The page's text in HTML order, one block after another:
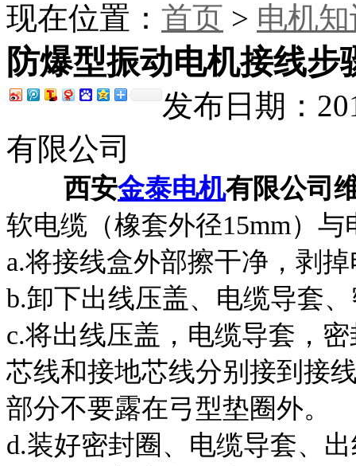
现在位置： 首页 > 电机
防爆型振动电机接线步
发布日期：
有限公司
西安金泰电机有限公司
软电缆（橡套外径15mm）
a.将接线盒外部擦干净，剥
b.卸下出线压盖、电缆导套
c.将出线压盖，电缆导套，
芯线和接地芯线分别接到接
部分不要露在弓型垫圈外。
d.装好密封圈、电缆导套、